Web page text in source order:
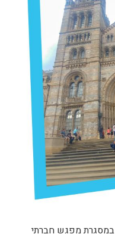
במסגרת מפגש חברתי